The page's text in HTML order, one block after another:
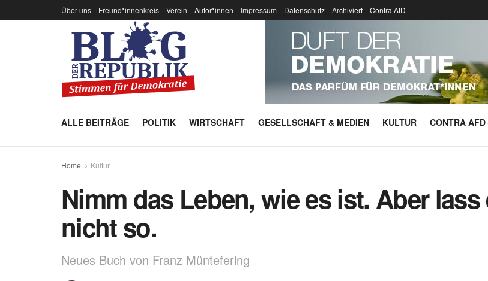
Über uns Freund*innenkreis Verein Autor*innen Impressum Datenschutz Archiviert Contra AfD
ALLE BEITRÄGE POLITIK WIRTSCHAFT GESELLSCHAFT & MEDIEN KULTUR CONTRA
Home Kultur
Nimm das Leben, wie es ist. Aber lass
nicht so.
Neues Buch von Franz Müntefering